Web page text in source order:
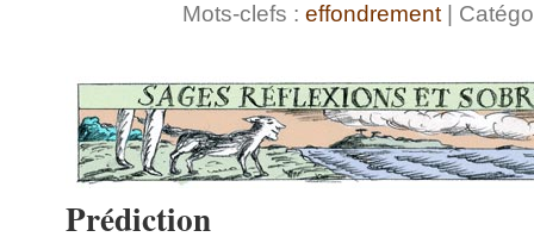
Mots-clefs : effondrement|
Prédiction